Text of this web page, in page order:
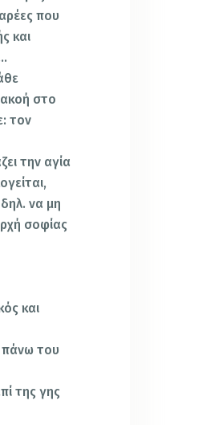
που
και
στο
τον
την αγία
να μη
σοφίας
και
πάνω του
της γης